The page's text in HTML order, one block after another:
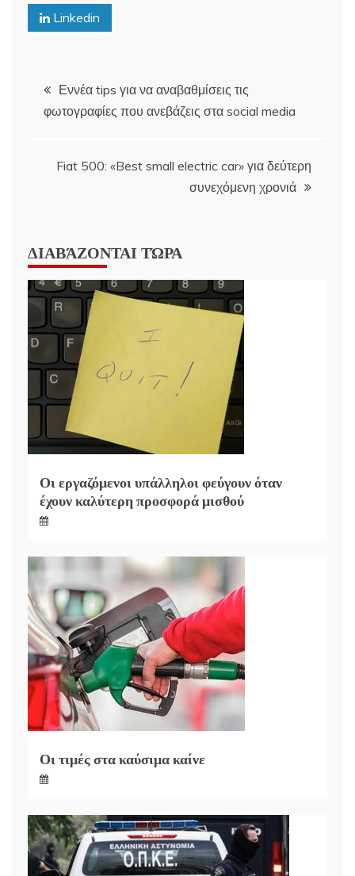
Linkedin
Post
navigation
Εννέα tips για να αναβαθμίσεις τις
φωτογραφίες που ανεβάζεις στα social media
Fiat 500: «Best small electric car» για δεύτερη
συνεχόμενη χρονιά
ΔΙΑΒΆΖΟΝΤΑΙ ΤΏΡΑ
Οι εργαζόμενοι υπάλληλοι φεύγουν όταν
έχουν καλύτερη προσφορά μισθού
Οι τιμές στα καύσιμα καίνε